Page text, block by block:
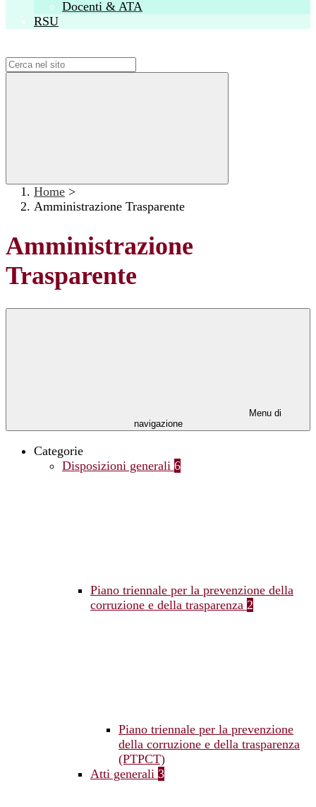
Docenti & ATA
RSU
Home >
Amministrazione Trasparente
Amministrazione
Trasparente
Menu di
navigazione
Categorie
Disposizioni generali 6
Piano triennale per la prevenzione della
corruzione e della trasparenza 2
Piano triennale per la prevenzione
della corruzione e della trasparenza
(PTPCT)
Atti generali 3